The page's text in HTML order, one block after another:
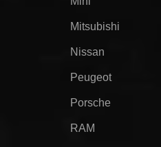
Mitsubishi
Nissan
Peugeot
Porsche
RAM